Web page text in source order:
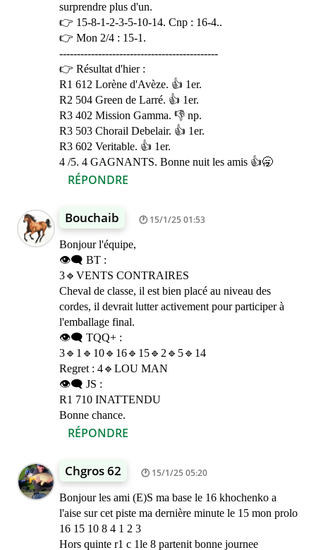
surprendre plus d'un.
👉 15-8-1-2-3-5-10-14. Cnp : 16-4..
👉 Mon 2/4 : 15-1.
---------------------------------------------
👉 Résultat d'hier :
R1 612 Lorène d'Avèze. 👍 1er.
R2 504 Green de Larré. 👍 1er.
R3 402 Mission Gamma. 👎 np.
R3 503 Chorail Debelair. 👍 1er.
R3 602 Veritable. 👍 1er.
4 /5. 4 GAGNANTS. Bonne nuit les amis 👍🥱
RÉPONDRE
Bouchaib 15/1/25 01:53
Bonjour l'équipe,
👁️‍🗨️ BT :
3🔹VENTS CONTRAIRES
Cheval de classe, il est bien placé au niveau des
cordes, il devrait lutter activement pour participer à
l'emballage final.
👁️‍🗨️ TQQ+ :
3🔹1🔹10🔹16🔹15🔹2🔹5🔹14
Regret : 4🔹LOU MAN
👁️‍🗨️ JS :
R1 710 INATTENDU
Bonne chance.
RÉPONDRE
Chgros 62 15/1/25 05:20
Bonjour les ami (E)S ma base le 16 khochenko a
l'aise sur cet piste ma dernière minute le 15 mon prolo
16 15 10 8 4 1 2 3
Hors quinte r1 c 1le 8 partenit bonne journee